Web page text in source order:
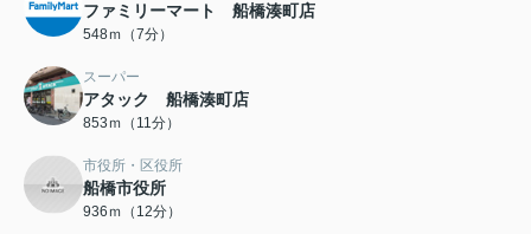
ファミリーマート 船橋湊町店
548ｍ（7分）
スーパー
アタック 船橋湊町店
853ｍ（11分）
市役所・区役所
船橋市役所
936ｍ（12分）